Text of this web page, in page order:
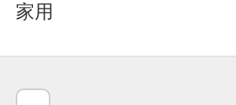
家用